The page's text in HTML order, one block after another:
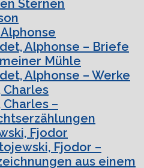
Sternen
Alphonse – Briefe
Mühle
Alphonse – Werke
Charles
Charles –
Fjodor
Fjodor –
aus einem